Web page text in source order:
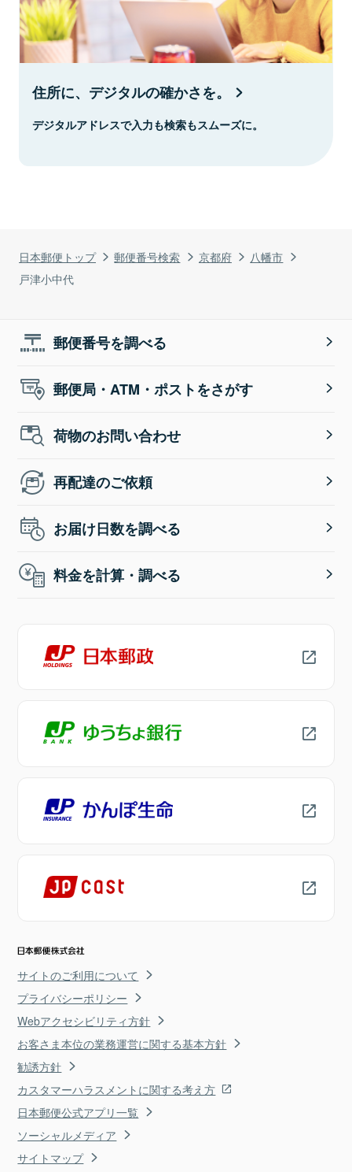
日本郵便トップ 郵便番号検索 京都府
八幡市
戸津小中代
住所に、デジタルの確かさを。
デジタルアドレスで入力も検索もスムーズに。
郵便番号を調べる
郵便局・ATM・ポストをさがす
荷物のお問い合わせ
再配達のご依頼
お届け日数を調べる
料金を計算・調べる
サイトのご利用について
プライバシーポリシー
Webアクセシビリティ方針
お客さま本位の業務運営に関する基本方針
勧誘方針
カスタマーハラスメントに関する考え方
日本郵便公式アプリ一覧
ソーシャルメディア
サイトマップ